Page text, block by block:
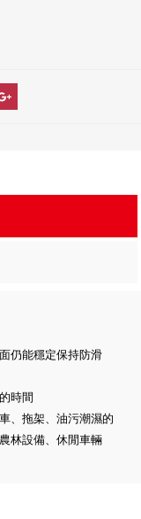
仍能穩定保持防滑
時間
、拖架、油污潮濕的
林設備、休閒車輛